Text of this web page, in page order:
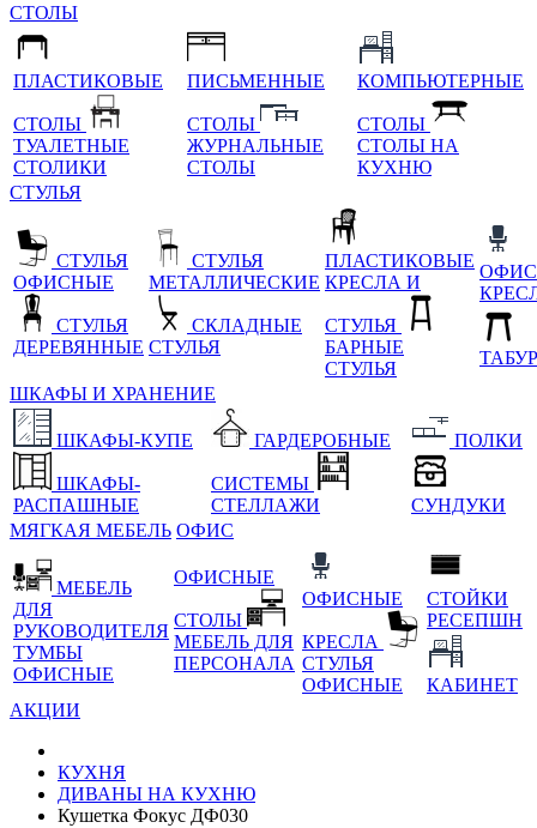
СТОЛЫ
ПЛАСТИКОВЫЕ
СТОЛЫ
ТУАЛЕТНЫЕ
СТОЛИКИ
ПИСЬМЕННЫЕ
СТОЛЫ
ЖУРНАЛЬНЫЕ
СТОЛЫ
КОМПЬЮТЕРНЫЕ
СТОЛЫ
СТОЛЫ НА
КУХНЮ
СТУЛЬЯ
СТУЛЬЯ
ОФИСНЫЕ
СТУЛЬЯ
ДЕРЕВЯННЫЕ
СТУЛЬЯ
МЕТАЛЛИЧЕСКИЕ
СКЛАДНЫЕ
СТУЛЬЯ
ПЛАСТИКОВЫЕ
КРЕСЛА И
СТУЛЬЯ
БАРНЫЕ
СТУЛЬЯ
ШКАФЫ И ХРАНЕНИЕ
ШКАФЫ-КУПЕ
ШКАФЫ-
РАСПАШНЫЕ
ГАРДЕРОБНЫЕ
СИСТЕМЫ
СТЕЛЛАЖИ
ПОЛКИ
СУНДУКИ
МЯГКАЯ МЕБЕЛЬ ОФИС
МЕБЕЛЬ
ДЛЯ
РУКОВОДИТЕЛЯ
ТУМБЫ
ОФИСНЫЕ
ОФИСНЫЕ
СТОЛЫ
МЕБЕЛЬ ДЛЯ
ПЕРСОНАЛА
ОФИСНЫЕ
КРЕСЛА
СТУЛЬЯ
ОФИСНЫЕ
СТОЙКИ
РЕСЕПШН
КАБИНЕТ
АКЦИИ
КУХНЯ
ДИВАНЫ НА КУХНЮ
Кушетка Фокус ДФ030